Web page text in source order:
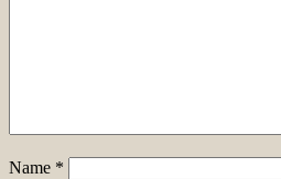
Name *